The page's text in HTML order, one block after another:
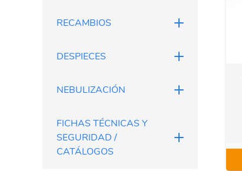
RECAMBIOS
DESPIECES
NEBULIZACIÓN
FICHAS TÉCNICAS Y
SEGURIDAD /
CATÁLOGOS